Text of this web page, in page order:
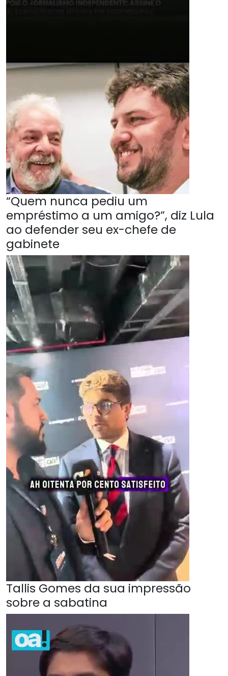
“Quem nunca pediu um
empréstimo a um amigo?”, diz Lula
ao defender seu ex-chefe de
gabinete
Tallis Gomes da sua impressão
sobre a sabatina